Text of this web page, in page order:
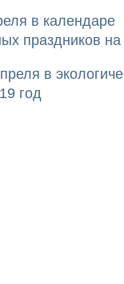
в календаре
праздников на
в
год